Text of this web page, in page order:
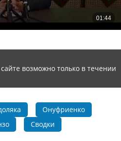
возможно только в течении
Онуфриенко
Сводки